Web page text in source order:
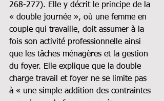
268-277). Elle y décrit le principe de la
« double journée », où une femme en
couple qui travaille, doit assumer à la
fois son activité professionnelle ainsi
que les tâches ménagères et la gestion
du foyer. Elle explique que la double
charge travail et foyer ne se limite pas
à « une simple addition des contraintes